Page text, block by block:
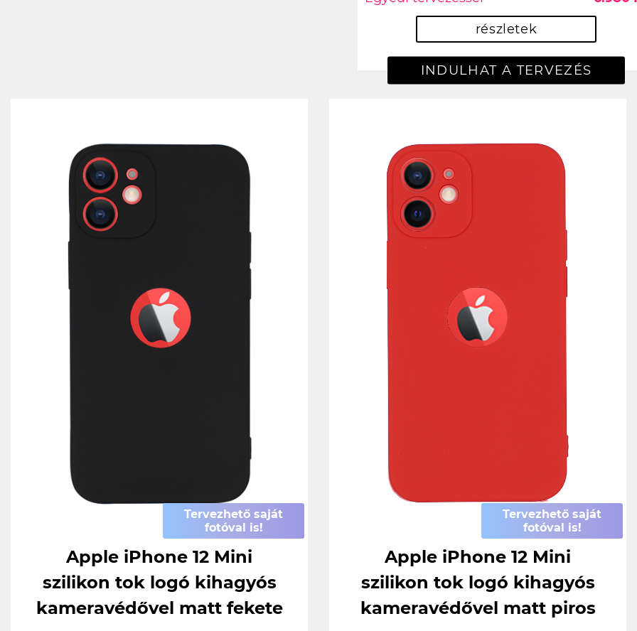
részletek
INDULHAT A TERVEZÉS
Tervezhető saját
fotóval is!
Apple iPhone 12 Mini
szilikon tok logó kihagyós
kameravédővel matt fekete
Tervezhető saját
fotóval is!
Apple iPhone 12 Mini
szilikon tok logó kihagyós
kameravédővel matt piros